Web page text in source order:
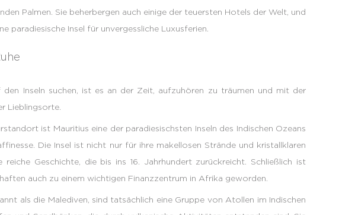
Palmen. Sie beherbergen auch einige der teuersten Hotels der Welt, und
paradiesische Insel für unvergessliche Luxusferien.
den Inseln suchen, ist es an der Zeit, aufzuhören zu träumen und mit der
Lieblingsorte.
ist Mauritius eine der paradiesischsten Inseln des Indischen Ozeans
Die Insel ist nicht nur für ihre makellosen Strände und kristallklaren
Geschichte, die bis ins 16. Jahrhundert zurückreicht. Schließlich ist
auch zu einem wichtigen Finanzzentrum in Afrika geworden.
als die Malediven, sind tatsächlich eine Gruppe von Atollen im Indischen